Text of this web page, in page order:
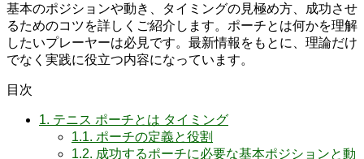
基本のポジションや動き、タイミングの見極め方、成功させ
るためのコツを詳しくご紹介します。ポーチとは何かを理解
したいプレーヤーは必見です。最新情報をもとに、理論だけ
でなく実践に役立つ内容になっています。
目次
1. テニス ポーチとは タイミング
1.1. ポーチの定義と役割
1.2. 成功するポーチに必要な基本ポジションと動